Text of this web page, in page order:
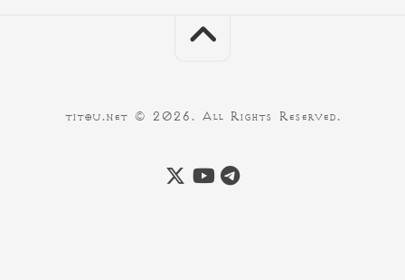
titou.net © 2026. All Rights Reserved.